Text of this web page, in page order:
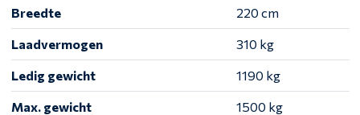
Breedte 220 cm
Laadvermogen 310 kg
Ledig gewicht 1190 kg
Max. gewicht 1500 kg